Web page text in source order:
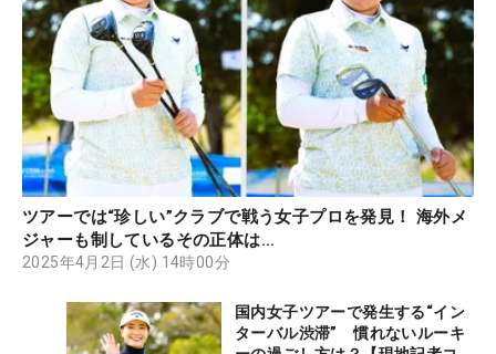
ツアーでは“珍しい”クラブで戦う女子プロを発見！ 海外メ
ジャーも制しているその正体は…
2025年4月2日 (水) 14時00分
国内女子ツアーで発生する“イン
ターバル渋滞” 慣れないルーキ